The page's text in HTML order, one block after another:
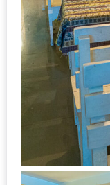
2
–
ช็อป
ฟิน
กิน
เพลิน
HFG
NEWS